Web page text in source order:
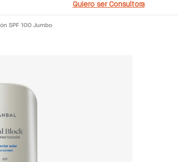
Quiero ser Consultora
SPF 100 Jumbo